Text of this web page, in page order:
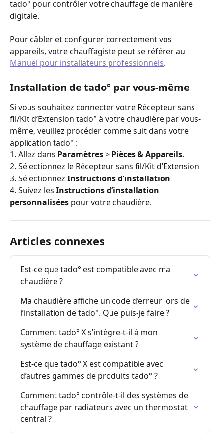
tado° pour contrôler votre chauffage de manière
digitale.
Pour câbler et configurer correctement vos
appareils, votre chauffagiste peut se référer au
Manuel pour installateurs professionnels.
Installation de tado° par vous-même
Si vous souhaitez connecter votre Récepteur sans
fil/Kit d’Extension tado° à votre chaudière par vous-
même, veuillez procéder comme suit dans votre
application tado° :
1. Allez dans Paramètres > Pièces & Appareils.
2. Sélectionnez le Récepteur sans fil/Kit d’Extension
3. Sélectionnez Instructions d’installation
4. Suivez les Instructions d’installation
personnalisées pour votre chaudière.
Articles connexes
Est-ce que tado° est compatible avec ma
chaudière ?
Ma chaudière affiche un code d’erreur lors de
l’installation de tado°. Que puis-je faire ?
Comment tado° X s’intègre-t-il à mon
système de chauffage existant ?
Est-ce que tado° X est compatible avec
d’autres gammes de produits tado° ?
Comment tado° contrôle-t-il des systèmes de
chauffage par radiateurs avec un thermostat
central ?